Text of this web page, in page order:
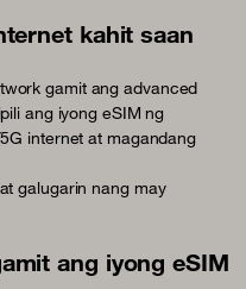
kahit saan
gamit ang advanced
ang iyong eSIM ng
internet at magandang
galugarin nang may
ang iyong eSIM